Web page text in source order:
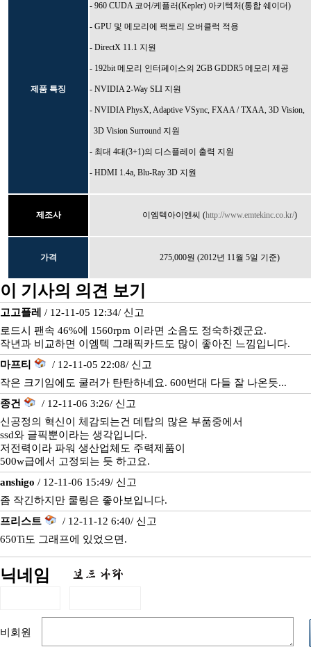
제품 특징
- 960 CUDA 코어/케플러(Kepler) 아키텍처(통합 쉐이더)
- GPU 및 메모리에 팩토리 오버클럭 적용
- DirectX 11.1 지원
- 192bit 메모리 인터페이스의 2GB GDDR5 메모리 제공
- NVIDIA 2-Way SLI 지원
- NVIDIA PhysX,Adaptive VSync, FXAA / TXAA, 3D Vision,
3D Vision Surround 지원
- 최대 4대(3+1)의 디스플레이 출력 지원
- HDMI 1.4a, Blu-Ray 3D 지원
제조사 이엠텍아이엔씨 (http://www.emtekinc.co.kr/)
가격 275,000원 (2012년 11월 5일 기준)
이 기사의 의견 보기
고고플레 / 12-11-05 12:34/ 신고
로드시 팬속 46%에 1560rpm 이라면 소음도 정숙하겠군요.
작년과 비교하면 이엠텍 그래픽카드도 많이 좋아진 느낌입니다.
마프티
/ 12-11-05 22:08/ 신고
작은 크기임에도 쿨러가 탄탄하네요. 600번대 다들 잘 나온듯...
종건
/ 12-11-06 3:26/ 신고
신공정의 혁신이 체감되는건 데탑의 많은 부품중에서
ssd와 글픽뿐이라는 생각입니다.
저전력이라 파워 생산업체도 주력제품이
500w급에서 고정되는 듯 하고요.
anshigo / 12-11-06 15:49/ 신고
좀 작긴하지만 쿨링은 좋아보입니다.
프리스트
/ 12-11-12 6:40/ 신고
650Ti도 그래프에 있었으면.
닉네임
비회원